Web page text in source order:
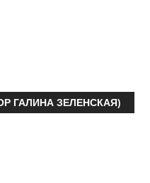
ГАЛИНА ЗЕЛЕНСКАЯ)